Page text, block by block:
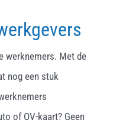
werknemers. Met de
nog een stuk
of OV-kaart? Geen